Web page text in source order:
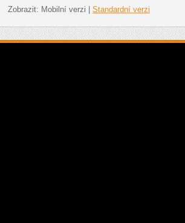
Zobrazit: Mobilní verzi Standardní verzi